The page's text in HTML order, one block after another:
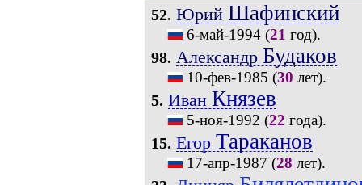
52. Юрий Шафинский
6-май-1994(21 год).
98. Александр Будаков
10-фев-1985 (30 лет).
5. Иван Князев
5-ноя-1992 (22 года).
15. Егор Тараканов
17-апр-1987 (28 лет).